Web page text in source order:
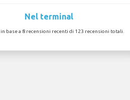
Nel terminal
base a 8 recensioni recenti di 123 recensioni totali.